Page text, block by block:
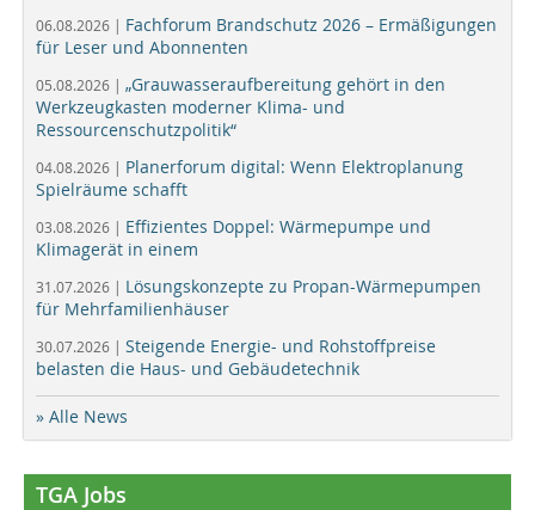
06.08.2026 | Fachforum Brandschutz 2026 – Ermäßigungen
für Leser und Abonnenten
05.08.2026 | „Grauwasseraufbereitung gehört in den
Werkzeugkasten moderner Klima- und
Ressourcenschutzpolitik“
04.08.2026 | Planerforum digital: Wenn Elektroplanung
Spielräume schafft
03.08.2026 | Effizientes Doppel: Wärmepumpe und
Klimagerät in einem
31.07.2026 | Lösungskonzepte zu Propan-Wärmepumpen
für Mehrfamilienhäuser
30.07.2026 | Steigende Energie- und Rohstoffpreise
belasten die Haus- und Gebäudetechnik
» Alle News
TGA Jobs